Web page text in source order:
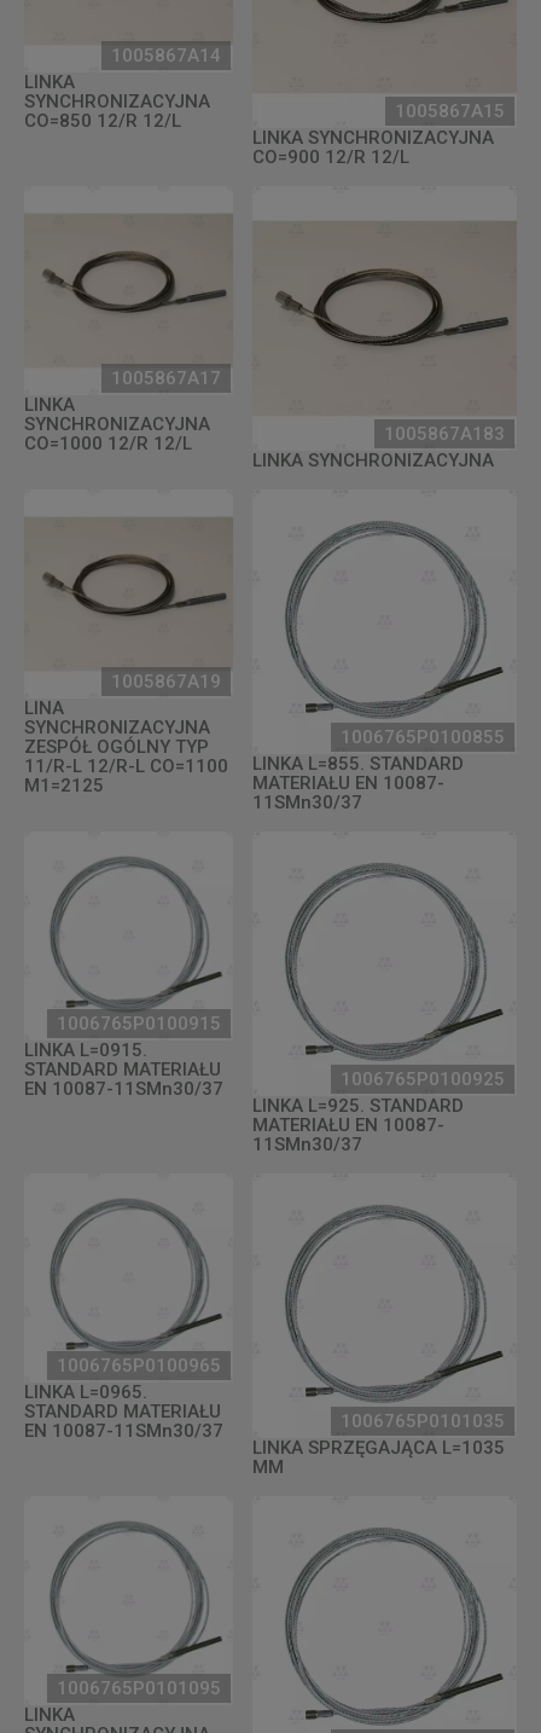
1005867A14
LINKA
SYNCHRONIZACYJNA
CO=850 12/R 12/L
1005867A15
LINKA SYNCHRONIZACYJNA
CO=900 12/R 12/L
1005867A17
LINKA
SYNCHRONIZACYJNA
CO=1000 12/R 12/L
1005867A183
LINKA SYNCHRONIZACYJNA
1005867A19
LINA
SYNCHRONIZACYJNA
ZESPÓŁ OGÓLNY TYP
11/R-L 12/R-L CO=1100
M1=2125
1006765P0100855
LINKA L=855. STANDARD
MATERIAŁU EN 10087-
11SMn30/37
1006765P0100915
LINKA L=0915.
STANDARD MATERIAŁU
EN 10087-11SMn30/37
1006765P0100925
LINKA L=925. STANDARD
MATERIAŁU EN 10087-
11SMn30/37
1006765P0100965
LINKA L=0965.
STANDARD MATERIAŁU
EN 10087-11SMn30/37
1006765P0101035
LINKA SPRZĘGAJĄCA L=1035
MM
1006765P0101095
LINKA